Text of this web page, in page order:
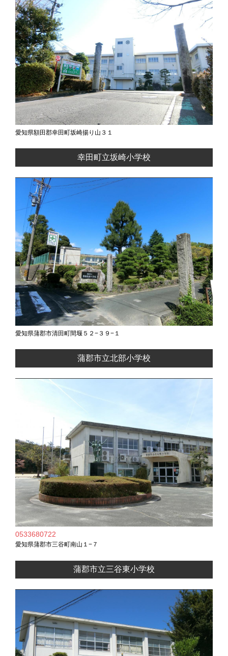
愛知県額田郡幸田町坂崎揚り山３１
幸田町立坂崎小学校
愛知県蒲郡市清田町間堰５２−３９−１
蒲郡市立北部小学校
0533680722
愛知県蒲郡市三谷町南山１−７
蒲郡市立三谷東小学校